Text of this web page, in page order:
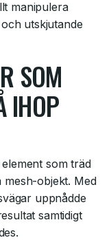
manipulera
utskjutande
SOM
IHOP
som träd
objekt. Med
uppnådde
samtidigt